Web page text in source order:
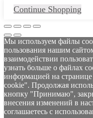
Continue Shopping
Мы используем файлы
пользования нашим
взаимодействии
узнать больше о файлах
информацией на
cookie". Продолжая
кнопку "Принимаю",
внесения изменений в
соглашаетесь с